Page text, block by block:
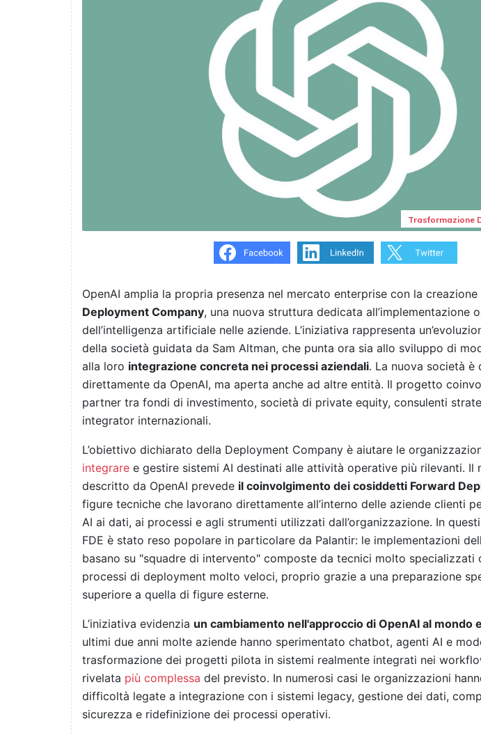
Trasformazione
OpenAI amplia la propria presenza nel mercato enterprise con la creazione
Deployment Company, una nuova struttura dedicata all’implementazione
dell’intelligenza artificiale nelle aziende. L’iniziativa rappresenta
della società guidata da Sam Altman, che punta ora sia allo sviluppo di
alla loro integrazione concreta nei processi aziendali. La nuova società è
direttamente da OpenAI, ma aperta anche ad altre entità. Il progetto
partner tra fondi di investimento, società di private equity, consulenti
integrator internazionali.
L’obiettivo dichiarato della Deployment Company è aiutare le
integrare e gestire sistemi AI destinati alle attività operative più rilevanti. Il
descritto da OpenAI prevede il coinvolgimento dei cosiddetti Forward
figure tecniche che lavorano direttamente all’interno delle aziende clienti
AI ai dati, ai processi e agli strumenti utilizzati dall’organizzazione. In
FDE è stato reso popolare in particolare da Palantir: le implementazioni
basano su "squadre di intervento" composte da tecnici molto specializzati
processi di deployment molto veloci, proprio grazie a una preparazione
superiore a quella di figure esterne.
L’iniziativa evidenzia un cambiamento nell'approccio di OpenAI al mondo
ultimi due anni molte aziende hanno sperimentato chatbot, agenti AI e
trasformazione dei progetti pilota in sistemi realmente integrati nei
rivelata più complessa del previsto. In numerosi casi le organizzazioni
difficoltà legate a integrazione con i sistemi legacy, gestione dei dati,
sicurezza e ridefinizione dei processi operativi.